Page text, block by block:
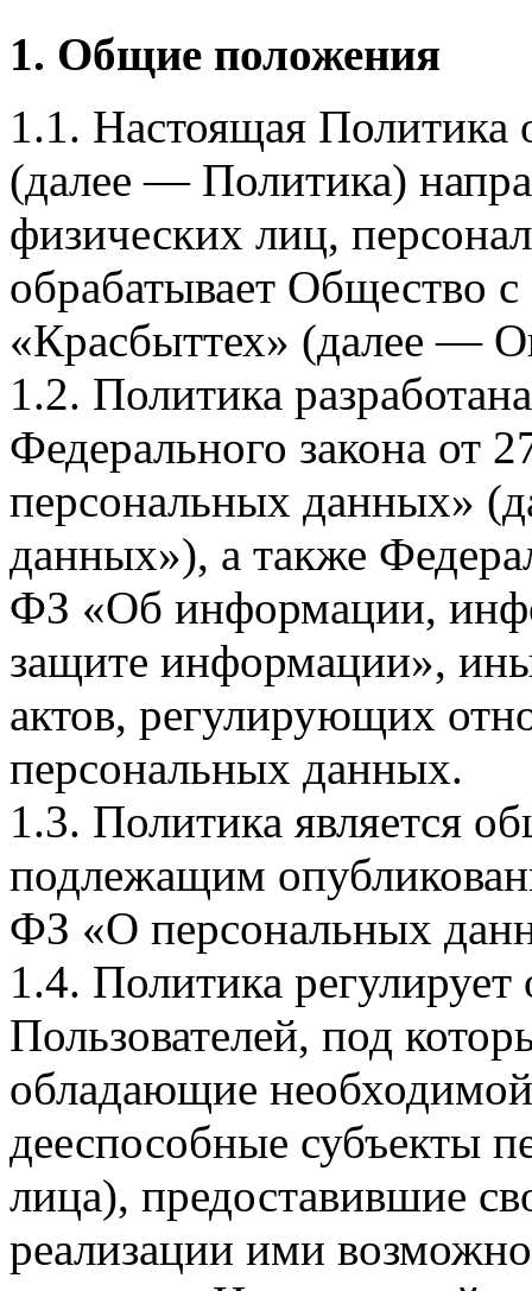
1. Общие положения
1.1. Настоящая Политика
(далее — Политика)
физических лиц,
обрабатывает Общество
«Красбыттех» (далее —
1.2. Политика
Федерального закона
персональных данных»
данных»), а также
ФЗ «Об информации,
защите информации»,
актов, регулирующих
персональных данных.
1.3. Политика является
подлежащим
ФЗ «О персональных
1.4. Политика
Пользователей, под
обладающие
дееспособные субъекты
лица), предоставившие
реализации ими